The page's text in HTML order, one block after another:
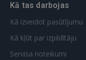
Kā tas darbojas
Kā izveidot pasūtījumu
Kā kļūt par izpildītāju
Servisa noteikumi